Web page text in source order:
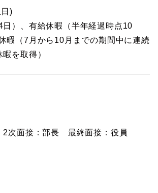
)
日）、有給休暇（半年経過時点10
暇（7月から10月までの期間中に連続
を取得）
次面接：部長 最終面接：役員